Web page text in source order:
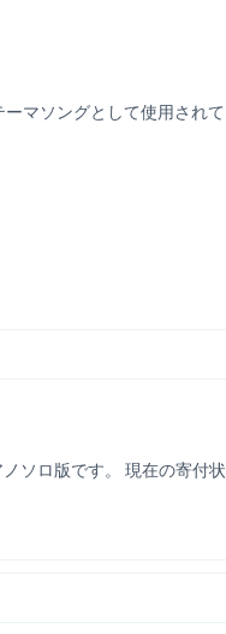
マソングとして使用されて
ロ版です。 現在の寄付